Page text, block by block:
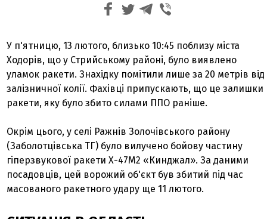
У п'ятницю, 13 лютого, близько 10:45 поблизу міста
Ходорів, що у Стрийському районі, було виявлено
уламок ракети. Знахідку помітили лише за 20 метрів від
залізничної колії. Фахівці припускають, що це залишки
ракети, яку було збито силами ППО раніше.
Окрім цього, у селі Ражнів Золочівського району
(Заболотцівська ТГ) було вилучено бойову частину
гіперзвукової ракети Х-47М2 «Кинджал». За даними
посадовців, цей ворожий об'єкт був збитий під час
масованого ракетного удару ще 11 лютого.